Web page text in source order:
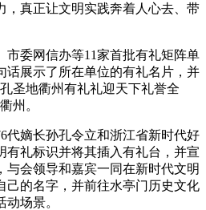
，真正让文明实践奔着人心去、带
委网信办等11家首批有礼矩阵单
话展示了所在单位的有礼名片，并
圣地衢州有礼礼迎天下礼誉全
州。
嫡长孙孔令立和浙江省新时代好
有礼标识并将其插入有礼台，并宣
与会领导和嘉宾一同在新时代文明
己的名字，并前往水亭门历史文化
场景。